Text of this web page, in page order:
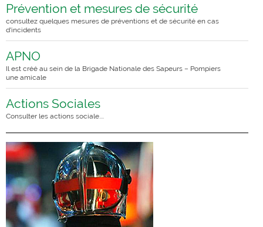
Prévention et mesures de sécurité
consultez quelques mesures de préventions et de sécurité en cas
d’incidents
APNO
Il est créé au sein de la Brigade Nationale des Sapeurs – Pompiers
une amicale
Actions Sociales
Consulter les actions sociale....